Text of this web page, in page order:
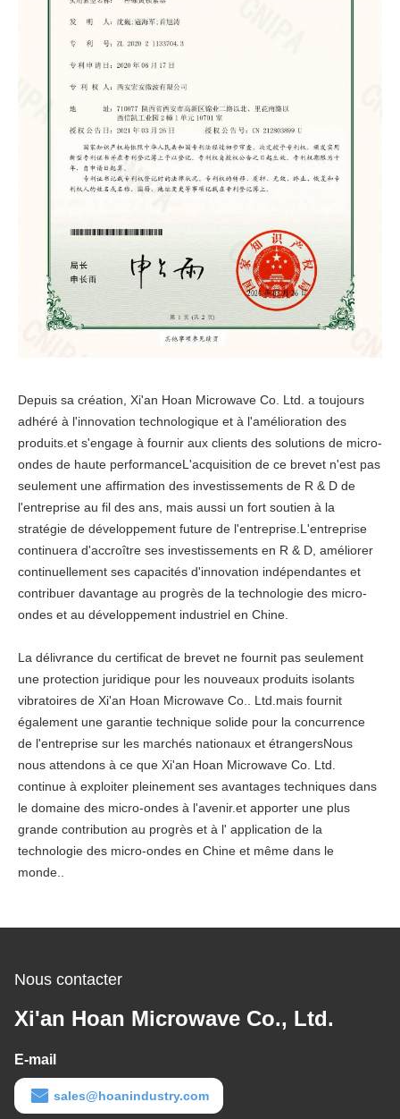
Depuis sa création, Xi'an Hoan Microwave Co. Ltd. a toujours
adhéré à l'innovation technologique et à l'amélioration des
produits.et s'engage à fournir aux clients des solutions de micro-
ondes de haute performanceL'acquisition de ce brevet n'est pas
seulement une affirmation des investissements de R & D de
l'entreprise au fil des ans, mais aussi un fort soutien à la
stratégie de développement future de l'entreprise.L'entreprise
continuera d'accroître ses investissements en R & D, améliorer
continuellement ses capacités d'innovation indépendantes et
contribuer davantage au progrès de la technologie des micro-
ondes et au développement industriel en Chine.
La délivrance du certificat de brevet ne fournit pas seulement
une protection juridique pour les nouveaux produits isolants
vibratoires de Xi'an Hoan Microwave Co.. Ltd.mais fournit
également une garantie technique solide pour la concurrence
de l'entreprise sur les marchés nationaux et étrangersNous
nous attendons à ce que Xi'an Hoan Microwave Co. Ltd.
continue à exploiter pleinement ses avantages techniques dans
le domaine des micro-ondes à l'avenir.et apporter une plus
grande contribution au progrès et à l' application de la
technologie des micro-ondes en Chine et même dans le
monde..
Nous contacter
Xi'an Hoan Microwave Co., Ltd.
E-mail
sales@hoanindustry.com